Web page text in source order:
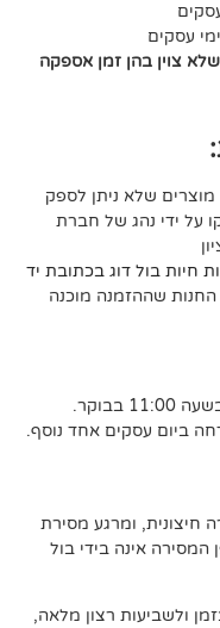
לספק
יד
נוסף.
בול
מלאה,